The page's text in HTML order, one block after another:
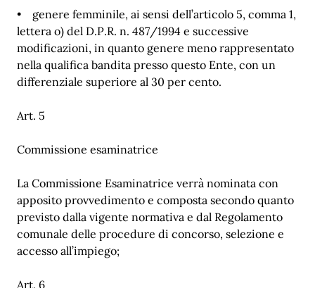
• genere femminile, ai sensi dell’articolo 5, comma 1,
lettera o) del D.P.R. n. 487/1994 e successive
modificazioni, in quanto genere meno rappresentato
nella qualifica bandita presso questo Ente, con un
differenziale superiore al 30 per cento.
Art. 5
Commissione esaminatrice
La Commissione Esaminatrice verrà nominata con
apposito provvedimento e composta secondo quanto
previsto dalla vigente normativa e dal Regolamento
comunale delle procedure di concorso, selezione e
accesso all’impiego;
Art. 6